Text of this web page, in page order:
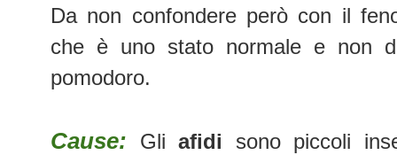
Da non confondere però con il
che è uno stato normale e non
pomodoro.
Cause: Gliafidi sono piccoli